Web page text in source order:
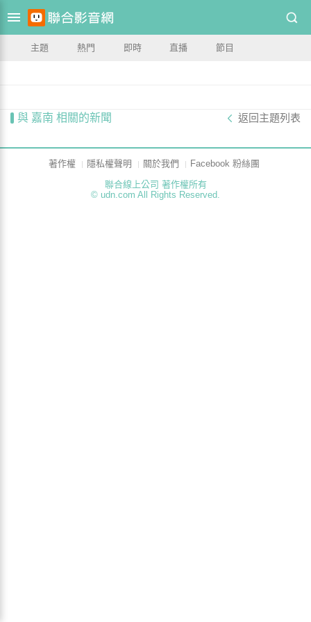
主題 熱門 即時 直播 節目
與 嘉南 相關的新聞 返回主題列表
著作權 隱私權聲明 關於我們
Facebook 粉絲團
聯合線上公司 著作權所有
© udn.com All Rights Reserved.